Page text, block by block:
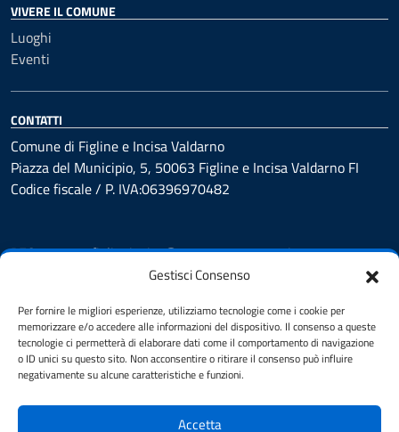
Gestisci Consenso
Per fornire le migliori esperienze, utilizziamo tecnologie come i cookie per
memorizzare e/o accedere alle informazioni del dispositivo. Il consenso a queste
tecnologie ci permetterà di elaborare dati come il comportamento di navigazione
o ID unici su questo sito. Non acconsentire o ritirare il consenso può influire
negativamente su alcune caratteristiche e funzioni.
Accetta
VIVERE IL COMUNE
Luoghi
Eventi
CONTATTI
Comune di Figline e Incisa Valdarno
Piazza del Municipio, 5, 50063 Figline e Incisa Valdarno FI
Codice fiscale / P. IVA:06396970482
PEC:comune.figlineincisa@postacert.toscana.it
Centralino unico: 05591251
Leggi le FAQ
Prenotazione appuntamento
Segnalazione disservizio
Whistleblowing
Amministrazione trasparente fino al 29/10/2024